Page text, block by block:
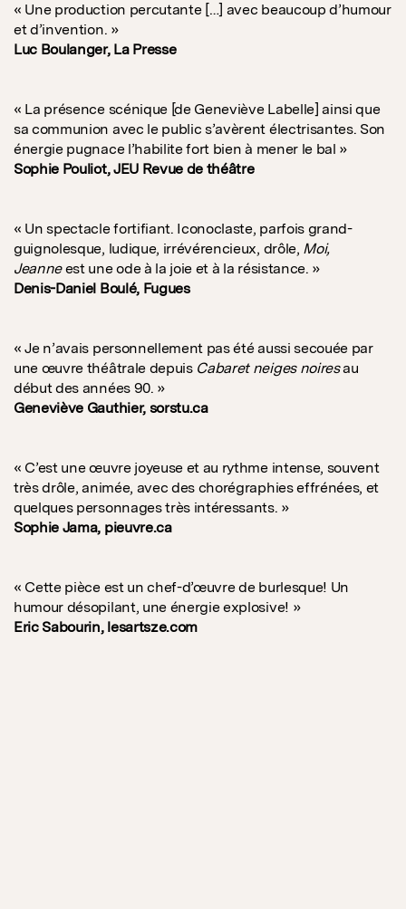
« Une production percutante […] avec beaucoup d’humour
et d’invention. »
Luc Boulanger, La Presse
« La présence scénique [de Geneviève Labelle] ainsi que
sa communion avec le public s’avèrent électrisantes. Son
énergie pugnace l’habilite fort bien à mener le bal »
Sophie Pouliot, JEU Revue de théâtre
« Un spectacle fortifiant. Iconoclaste, parfois grand-
guignolesque, ludique, irrévérencieux, drôle, Moi,
Jeanneest une ode à la joie et à la résistance. »
Denis-Daniel Boulé, Fugues
« Je n’avais personnellement pas été aussi secouée par
une œuvre théâtrale depuis Cabaret neiges noiresau
début des années 90. »
Geneviève Gauthier, sorstu.ca
« C’est une œuvre joyeuse et au rythme intense, souvent
très drôle, animée, avec des chorégraphies effrénées, et
quelques personnages très intéressants. »
Sophie Jama, pieuvre.ca
« Cette pièce est un chef-d’œuvre de burlesque! Un
humour désopilant, une énergie explosive! »
Eric Sabourin, lesartsze.com